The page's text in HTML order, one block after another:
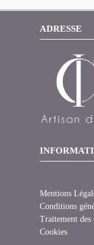
ADRESSE
Mentions
Conditions
Traitement des
Cookies